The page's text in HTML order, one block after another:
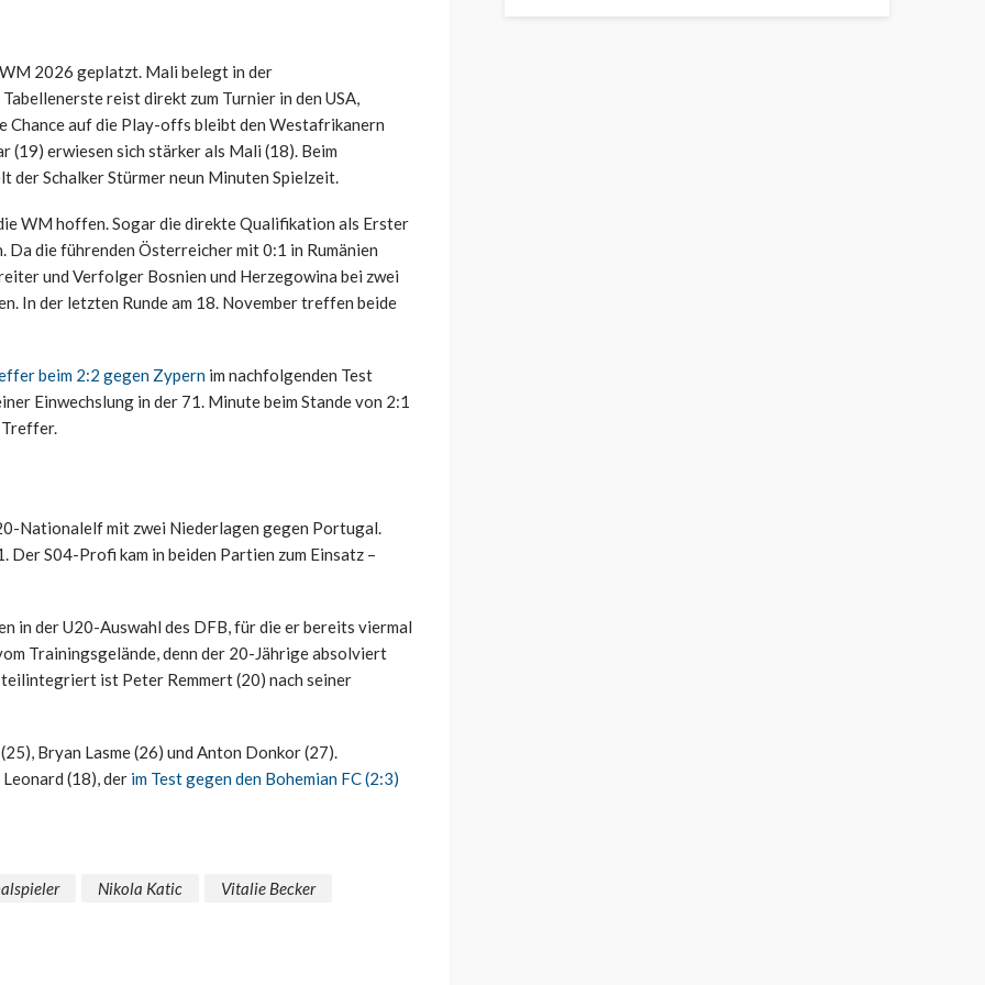
2026 geplatzt. Mali belegt in der
reist direkt zum Turnier in den USA,
Chance auf die Play-offs bleibt den Westafrikanern
(19) erwiesen sich stärker als Mali (18). Beim
der Schalker Stürmer neun Minuten Spielzeit.
WM hoffen. Sogar die direkte Qualifikation als Erster
die führenden Österreicher mit 0:1 in Rumänien
und Verfolger Bosnien und Herzegowina bei zwei
In der letzten Runde am 18. November treffen beide
beim 2:2 gegen Zypern im nachfolgenden Test
Einwechslung in der 71. Minute beim Stande von 2:1
Treffer.
Nationalelf mit zwei Niederlagen gegen Portugal.
S04-Profi kam in beiden Partien zum Einsatz –
in der U20-Auswahl des DFB, für die er bereits viermal
Trainingsgelände, denn der 20-Jährige absolviert
ist Peter Remmert (20) nach seiner
Bryan Lasme (26) und Anton Donkor (27).
(18), der im Test gegen den Bohemian FC (2:3)
Nikola Katic Vitalie Becker